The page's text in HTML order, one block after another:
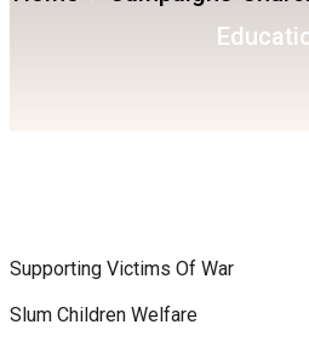
Supporting Victims Of War
Slum Children Welfare